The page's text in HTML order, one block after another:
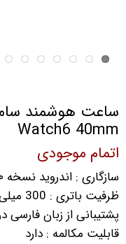
Watch6 40mm
اتمام موجودی
سازگاری : اندروید نسخه 10.۰ و بالاتر
ظرفیت باتری : 300 میلی‌ آمپر ساعت
پشتیبانی از زبان فارسی
قابلیت مکالمه : دارد